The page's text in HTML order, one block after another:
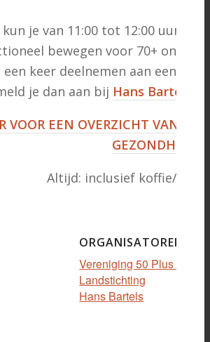
je van 11:00 tot 12:00 uur
bewegen voor 70+ onder
keer deelnemen aan een
je dan aan bij Hans Bartels,
VOOR EEN OVERZICHT VAN
GEZONDHEID
Altijd: inclusief koffie/thee
ORGANISATOREN
Vereniging 50 Plus Heilig
Landstichting
Hans Bartels